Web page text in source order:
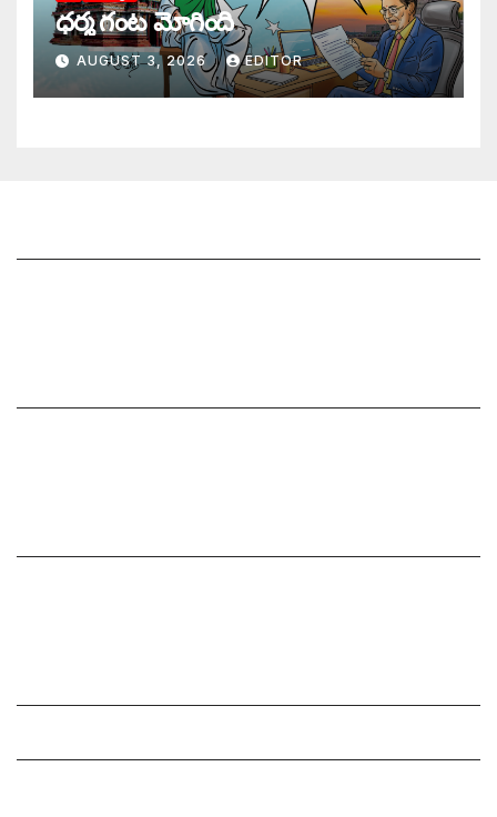
ధర్మ గంట మోగింది
AUGUST 3, 2026 EDITOR